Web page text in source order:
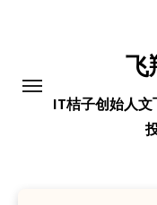
IT桔子创始人